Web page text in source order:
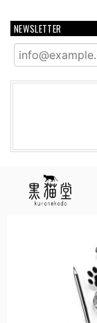
NEWSLETTER